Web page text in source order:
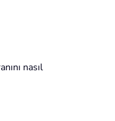
nasıl